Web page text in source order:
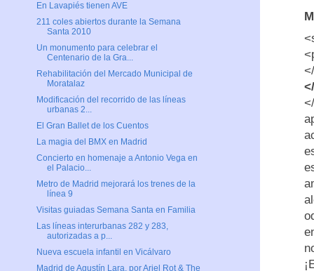
En Lavapiés tienen AVE
211 coles abiertos durante la Semana
Santa 2010
Un monumento para celebrar el
Centenario de la Gra...
Rehabilitación del Mercado Municipal de
Moratalaz
Modificación del recorrido de las líneas
urbanas 2...
El Gran Ballet de los Cuentos
La magia del BMX en Madrid
Concierto en homenaje a Antonio Vega en
el Palacio...
Metro de Madrid mejorará los trenes de la
línea 9
Visitas guiadas Semana Santa en Familia
Las líneas interurbanas 282 y 283,
autorizadas a p...
Nueva escuela infantil en Vicálvaro
Madrid de Agustín Lara, por Ariel Rot & The